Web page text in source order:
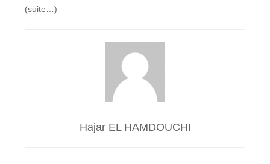
(suite…)
Hajar EL HAMDOUCHI